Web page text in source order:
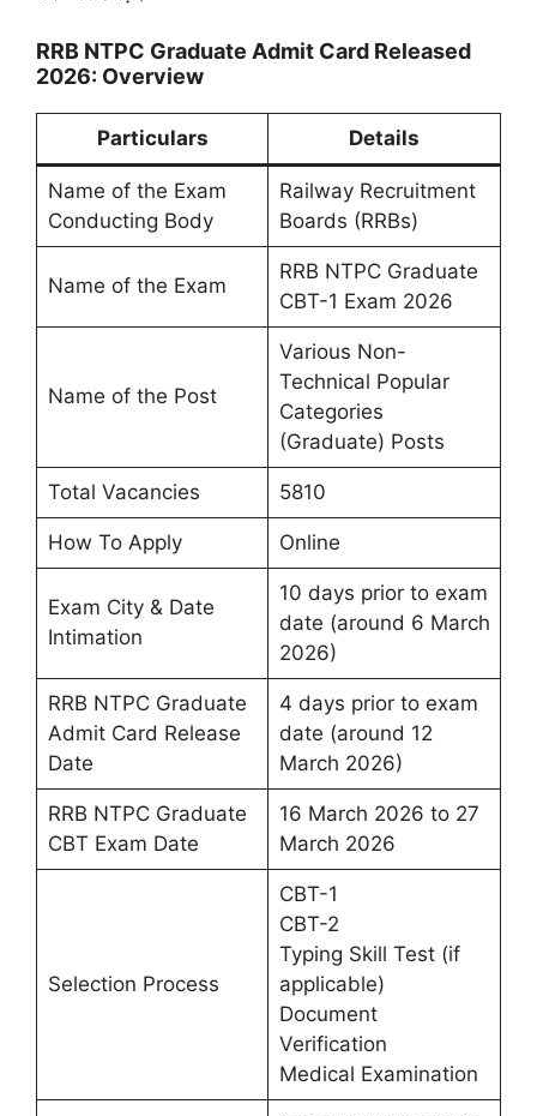
RRB NTPC Graduate Admit Card Released
2026: Overview
Particulars Details
Name of the Exam
Conducting Body
Railway Recruitment
Boards (RRBs)
Name of the Exam
RRB NTPC Graduate
CBT-1 Exam 2026
Name of the Post
Various Non-
Technical Popular
Categories
(Graduate) Posts
Total Vacancies 5810
How To Apply Online
Exam City & Date
Intimation
10 days prior to exam
date (around 6 March
2026)
RRB NTPC Graduate
Admit Card Release
Date
4 days prior to exam
date (around 12
March 2026)
RRB NTPC Graduate
CBT Exam Date
16 March 2026 to 27
March 2026
Selection Process
CBT-1
CBT-2
Typing Skill Test (if
applicable)
Document
Verification
Medical Examination